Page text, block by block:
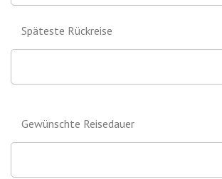
Späteste Rückreise
Gewünschte Reisedauer